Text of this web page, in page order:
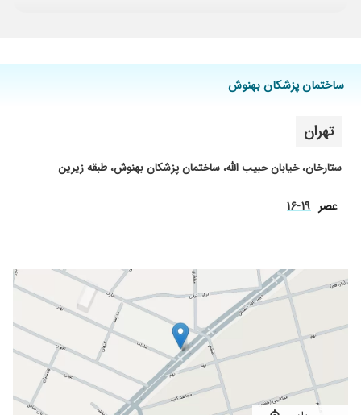
ساختمان پزشکان بهنوش
تهران
ستارخان، خیابان حبیب الله، ساختمان پزشکان بهنوش، طبقه زیرین
عصر ۱۹-۱۶